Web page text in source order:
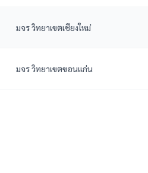
มจร วิทยาเขตเชียงใหม่
มจร วิทยาเขตขอนแก่น